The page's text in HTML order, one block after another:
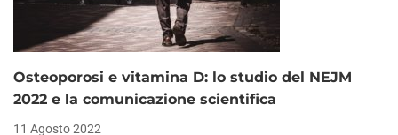
Osteoporosi e vitamina D: lo studio del NEJM
2022 e la comunicazione scientifica
11 Agosto 2022